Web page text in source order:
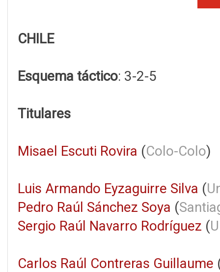
CHILE
Esquema táctico: 3-2-5
Titulares
Misael Escuti Rovira (Colo-Colo)
Luis Armando Eyzaguirre Silva (
Pedro Raúl Sánchez Soya (
Sergio Raúl Navarro Rodríguez (
Carlos Raúl Contreras Guillaume